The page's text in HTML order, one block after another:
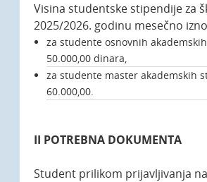
Visina studentske stipendije za
2025/2026. godinu mesečno
za studente osnovnih
50.000,00 dinara,
za studente master akademskih
60.000,00.
II POTREBNA DOKUMENTA
Student prilikom prijavljivanja